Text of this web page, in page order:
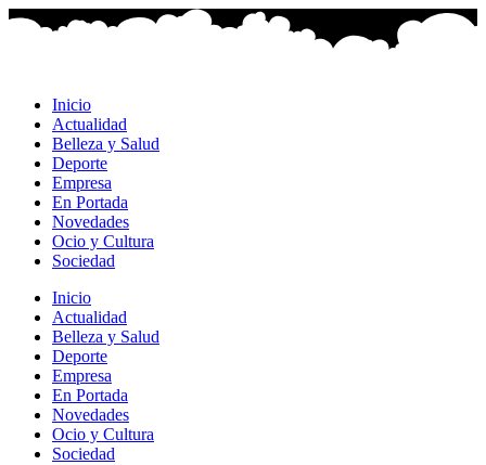
Ir
Inicio
Actualidad
Belleza y Salud
Deporte
Empresa
En Portada
Novedades
Ocio y Cultura
Sociedad
Inicio
Actualidad
Belleza y Salud
Deporte
Empresa
En Portada
Novedades
Ocio y Cultura
Sociedad